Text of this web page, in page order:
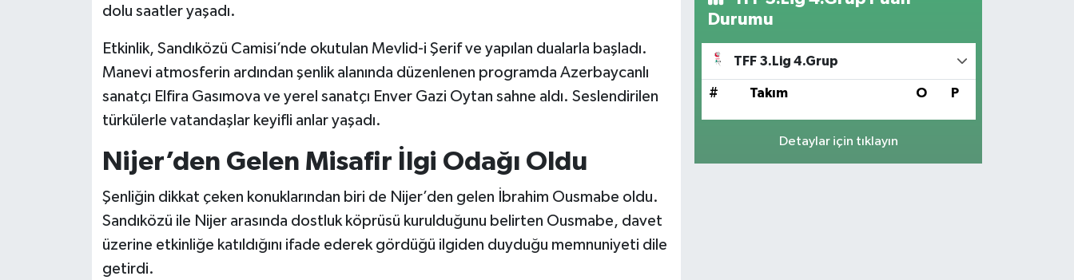
dolu saatler yaşadı.
Etkinlik, Sandıközü Camisi’nde okutulan Mevlid-i Şerif ve yapılan dualarla başladı.
Manevi atmosferin ardından şenlik alanında düzenlenen programda Azerbaycanlı
sanatçı Elfira Gasımova ve yerel sanatçı Enver Gazi Oytan sahne aldı. Seslendirilen
türkülerle vatandaşlar keyifli anlar yaşadı.
Nijer’den Gelen Misafir İlgi Odağı Oldu
Şenliğin dikkat çeken konuklarından biri de Nijer’den gelen İbrahim Ousmabe oldu.
Sandıközü ile Nijer arasında dostluk köprüsü kurulduğunu belirten Ousmabe, davet
üzerine etkinliğe katıldığını ifade ederek gördüğü ilgiden duyduğu memnuniyeti dile
getirdi.
Durumu
TFF 3.Lig 4.Grup
# Takım O P
Detaylar için tıklayın